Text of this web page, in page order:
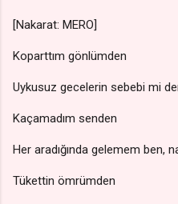
[Nakarat: MERO]
Koparttım gönlümden
Uykusuz gecelerin sebebi mi
Kaçamadım senden
Her aradığında gelemem ben,
Tükettin ömrümden